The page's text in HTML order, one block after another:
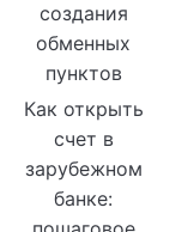
создания
обменных
пунктов
Как открыть
счет в
зарубежном
банке: